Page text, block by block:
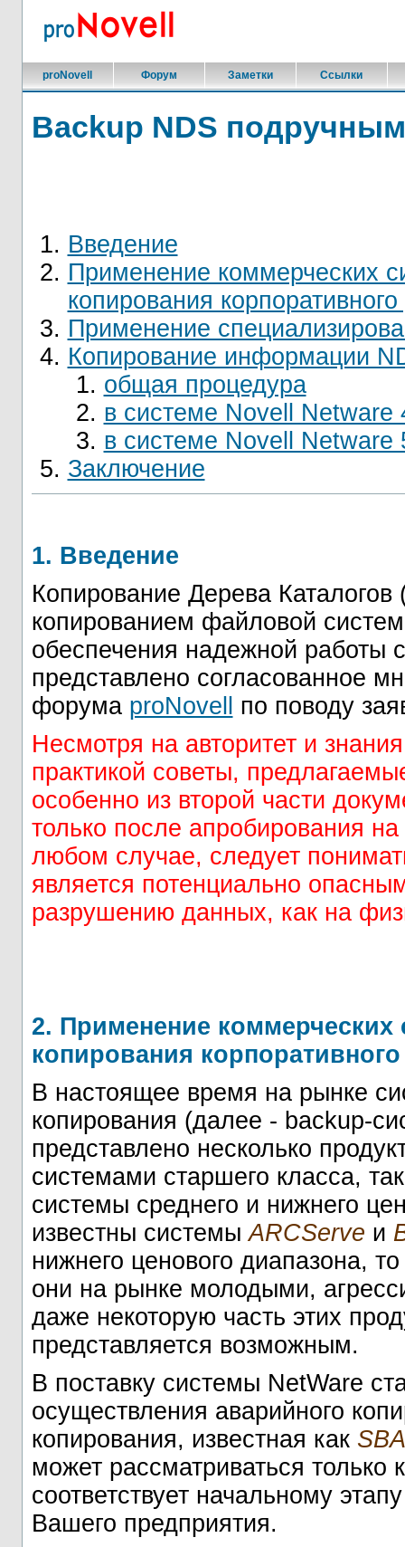
proNovell Форум Заметки Ссылки
Backup NDS
Введение
Применение коммерческих
копирования
Применение
Копирование информации
общая процедура
в системе Novell Netware
в системе Novell Netware
Заключение
1. Введение
Копирование Дерева
копированием файловой
обеспечения надежной
представлено согласованное
форума proNovell
по поводу
Несмотря на авторитет и
практикой советы,
особенно из второй части
только после апробирования
любом случае, следует
является потенциально
разрушению данных, как на
2. Применение коммерческих
копирования
В настоящее время на рынке
копирования (далее - backup-
представлено несколько
системами старшего класса,
системы среднего и нижнего
известны системыARCServe и
нижнего ценового диапазона,
они на рынке молодыми,
даже некоторую часть этих
представляется возможным.
В поставку системы NetWare
осуществления аварийного
копирования, известная как
может рассматриваться только
соответствует начальному
Вашего предприятия.